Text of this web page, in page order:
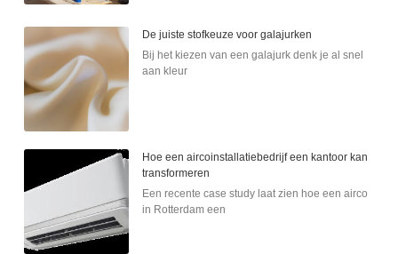
De juiste stofkeuze voor galajurken
Bij het kiezen van een galajurk denk je al snel
aan kleur
Hoe een aircoinstallatiebedrijf een kantoor kan
transformeren
Een recente case study laat zien hoe een airco
in Rotterdam een